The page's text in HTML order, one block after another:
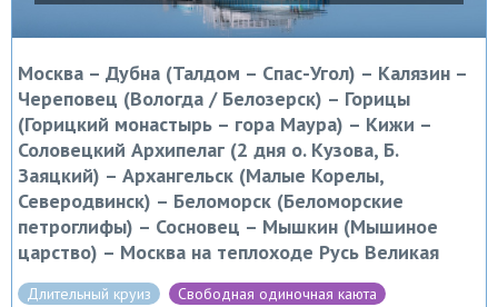
Москва – Дубна (Талдом – Спас-Угол) – Калязин –
Череповец (Вологда / Белозерск) – Горицы
(Горицкий монастырь – гора Маура) – Кижи –
Соловецкий Архипелаг (2 дня о. Кузова, Б.
Заяцкий) – Архангельск (Малые Корелы,
Северодвинск) – Беломорск (Беломорские
петроглифы) – Сосновец – Мышкин (Мышиное
царство) – Москва на теплоходе Русь Великая
Длительный круиз
Свободная одиночная каюта